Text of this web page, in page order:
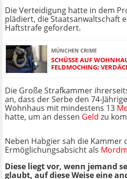
Die Verteidigung hatte in dem
plädiert, die Staatsanwaltschaft
Haftstrafe gefordert.
MÜNCHEN CRIME
SCHÜSSE AUF
FELDMOCHING:
Die Große Strafkammer
an, dass der Serbe den 74-
Wohnhaus mit mindestens 13
hatte, um an dessen Geld zu
Neben Habgier sah die Kammer
Ermöglichungsabsicht als
Diese liegt vor, wenn jemand
glaubt, auf diese Weise eine